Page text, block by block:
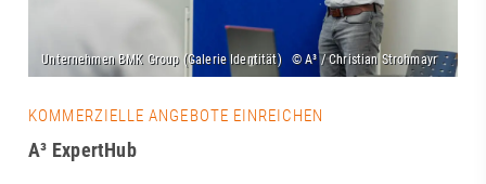
KOMMERZIELLE ANGEBOTE EINREICHEN
A³ ExpertHub